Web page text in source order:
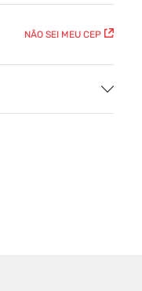
NÃO SEI MEU CEP